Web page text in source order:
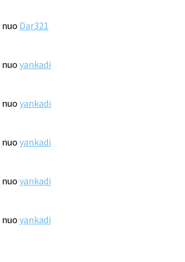
nuo Dar321
nuo yankadi
nuo yankadi
nuo yankadi
nuo yankadi
nuo yankadi